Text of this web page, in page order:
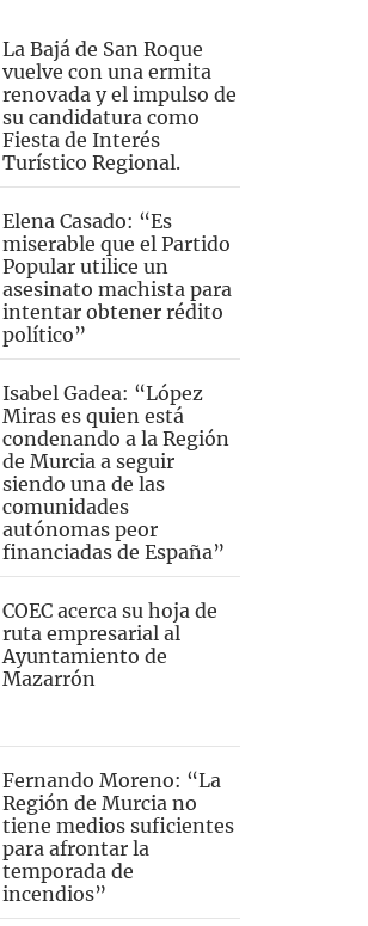
La Bajá de San Roque
vuelve con una ermita
renovada y el impulso de
su candidatura como
Fiesta de Interés
Turístico Regional.
Elena Casado: “Es
miserable que el Partido
Popular utilice un
asesinato machista para
intentar obtener rédito
político”
Isabel Gadea: “López
Miras es quien está
condenando a la Región
de Murcia a seguir
siendo una de las
comunidades
autónomas peor
financiadas de España”
COEC acerca su hoja de
ruta empresarial al
Ayuntamiento de
Mazarrón
Fernando Moreno: “La
Región de Murcia no
tiene medios suficientes
para afrontar la
temporada de
incendios”